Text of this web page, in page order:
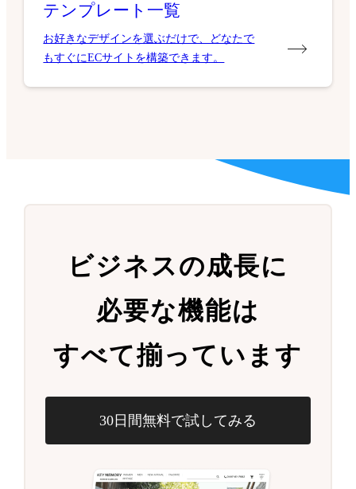
テンプレート一覧
お好きなデザインを選ぶだけで、どなたで
もすぐにECサイトを構築できます。
ビジネスの成長に
必要な機能は
すべて揃っています
30日間無料で試してみる